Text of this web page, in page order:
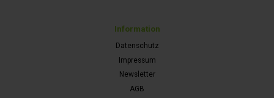
Information
Datenschutz
Impressum
Newsletter
AGB